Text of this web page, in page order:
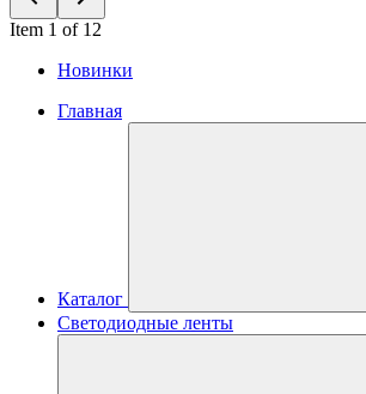
Item 1 of 12
Новинки
Главная
Каталог
Светодиодные ленты